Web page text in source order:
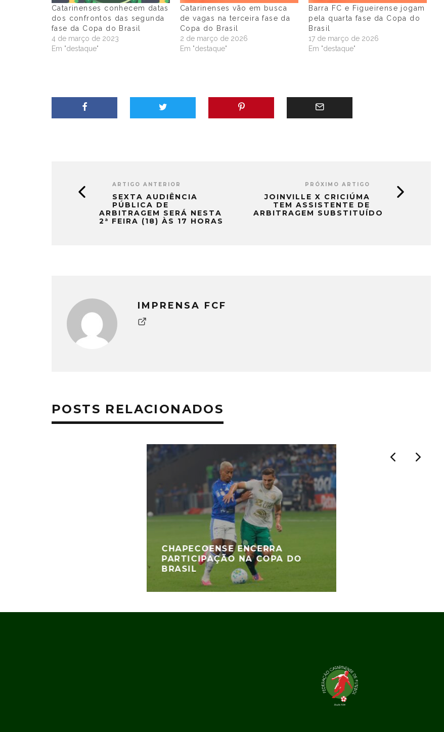
Catarinenses conhecem datas
dos confrontos das segunda
fase da Copa do Brasil
4 de março de 2023
Em "destaque"
Catarinenses vão em busca
de vagas na terceira fase da
Copa do Brasil
2 de março de 2026
Em "destaque"
Barra FC e Figueirense jogam
pela quarta fase da Copa do
Brasil
17 de março de 2026
Em "destaque"
ARTIGO ANTERIOR
SEXTA AUDIÊNCIA
PÚBLICA DE
ARBITRAGEM SERÁ NESTA
2ª FEIRA (18) ÀS 17 HORAS
PRÓXIMO ARTIGO
JOINVILLE X CRICIÚMA
TEM ASSISTENTE DE
ARBITRAGEM SUBSTITUÍDO
IMPRENSA FCF
POSTS RELACIONADOS
CHAPECOENSE ENCERRA
PARTICIPAÇÃO NA COPA DO
BRASIL